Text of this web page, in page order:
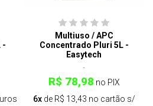
-
Multiuso / APC
Concentrado Pluri 5L -
Easytech
R$ 78,98 no PIX
6xde R$ 13,43 no cartão s/